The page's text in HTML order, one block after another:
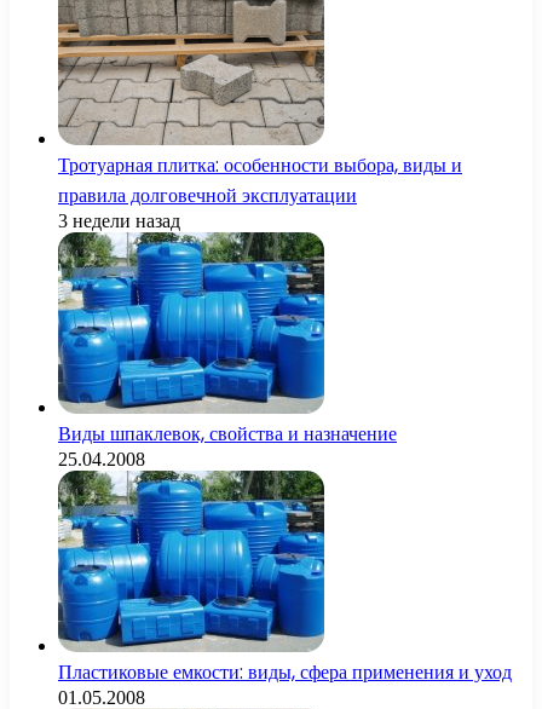
Тротуарная плитка: особенности выбора, виды и
правила долговечной эксплуатации
3 недели назад
Виды шпаклевок, свойства и назначение
25.04.2008
Пластиковые емкости: виды, сфера применения и уход
01.05.2008